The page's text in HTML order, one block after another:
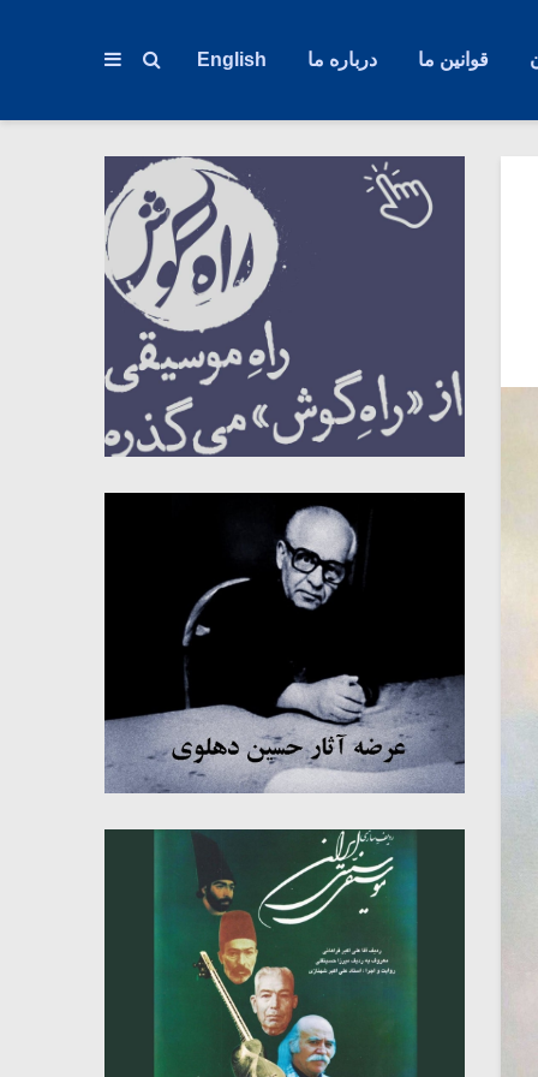
قوانین ما درباره ما English
میکلوش روژا